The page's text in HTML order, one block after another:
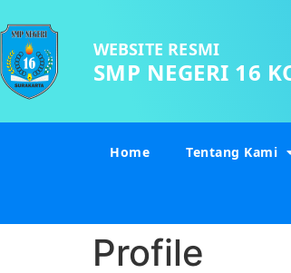
WEBSITE RESMI
SMP NEGERI 16
Home Tentang Kami
Profile